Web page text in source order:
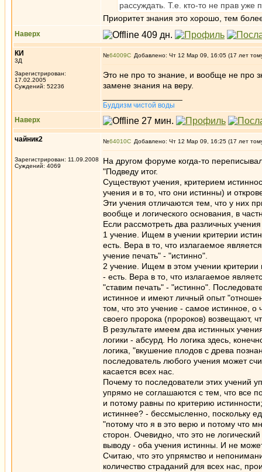
рассуждать. Т.е. кто-то не прав
Приоритет знания это хорошо, тем
Наверх
КИ
3Д
Зарегистрирован:
17.02.2005
Суждений: 52236
№64009 Добавлено: Чт 12 Мар 09, 16:05 (17 лет
Это не про то знание, и вообще не про
замене знания на веру.
Буддизм чистой воды
Наверх
чайник2
Зарегистрирован: 11.09.2008
Суждений: 4069
№64010 Добавлено: Чт 12 Мар 09, 16:25 (17 лет
На другом форуме когда-то
"Подведу итог.
Существуют учения, критерием
учения и в то, что они истинны) и
Эти учения отличаются тем, что у них
вообще и логического основания, в
Если рассмотреть два различных
1 учение. Ищем в учении критерии
есть. Вера в то, что излагаемое
учение печать" - "истинно".
2 учение. Ищем в этом учении критерии
- есть. Вера в то, что излагаемое
"ставим печать" - "истинно".
истинное и имеют личный опыт
том, что это учение - самое истинное,
своего пророка (пророков) возвещают,
В результате имеем два истинных
логики - абсурд. Но логика здесь,
логика, "вкушение плодов с древа
последователь любого учения может
касается всех нас.
Почему то последователи этих учений
упрямо не соглашаются с тем, что все
и потому равны по критерию
истиннее? - бессмысленно, поскольку
"потому что я в это верю и потому что
сторон. Очевидно, что это не
выводу - оба учения истинны. И не
Считаю, что это упрямство и
количество страданий для всех нас,